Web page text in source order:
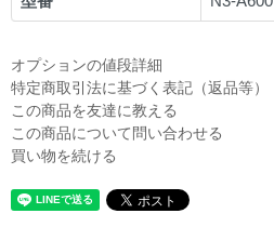
オプションの値段詳細
特定商取引法に基づく表記（返品等）
この商品を友達に教える
この商品について問い合わせる
買い物を続ける